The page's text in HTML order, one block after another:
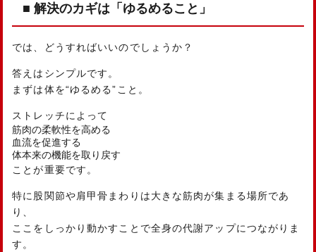
■ 解決のカギは「ゆるめること」
では、どうすればいいのでしょうか？
答えはシンプルです。
まずは体を“ゆるめる”こと。
ストレッチによって
筋肉の柔軟性を高める
血流を促進する
体本来の機能を取り戻す
ことが重要です。
特に股関節や肩甲骨まわりは大きな筋肉が集まる場所であ
り、
ここをしっかり動かすことで全身の代謝アップにつながりま
す。